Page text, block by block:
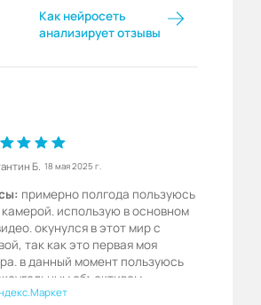
Как нейросеть
анализирует отзывы
Б. 18 мая 2025 г.
примерно полгода пользуюсь
использую в основном
окунулся в этот мир с
так как это первая моя
в данный момент пользуюсь
объективом
глупо придираться к таким